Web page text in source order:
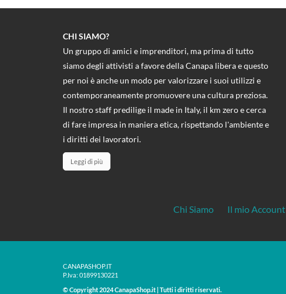
CHI SIAMO?
Un gruppo di amici e imprenditori, ma prima di tutto
siamo degli attivisti a favore della Canapa libera e questo
per noi è anche un modo per valorizzare i suoi utilizzi e
contemporaneamente promuovere una cultura preziosa.
Il nostro staff predilige il made in Italy, il km zero e cerca
di fare impresa in maniera etica, rispettando l'ambiente e
i diritti dei lavoratori.
Leggi di più
Chi Siamo Il mio Account
CANAPASHOP.IT
P.Iva: 01899130221
© Copyright 2024 CanapaShop.it | Tutti i diritti riservati.